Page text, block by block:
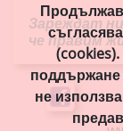
Зареждат
че правим
поддържане
не